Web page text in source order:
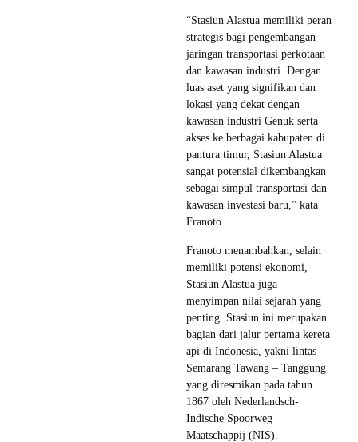
“Stasiun Alastua memiliki peran
strategis bagi pengembangan
jaringan transportasi perkotaan
dan kawasan industri. Dengan
luas aset yang signifikan dan
lokasi yang dekat dengan
kawasan industri Genuk serta
akses ke berbagai kabupaten di
pantura timur, Stasiun Alastua
sangat potensial dikembangkan
sebagai simpul transportasi dan
kawasan investasi baru,” kata
Franoto.
Franoto menambahkan, selain
memiliki potensi ekonomi,
Stasiun Alastua juga
menyimpan nilai sejarah yang
penting. Stasiun ini merupakan
bagian dari jalur pertama kereta
api di Indonesia, yakni lintas
Semarang Tawang – Tanggung
yang diresmikan pada tahun
1867 oleh Nederlandsch-
Indische Spoorweg
Maatschappij (NIS).